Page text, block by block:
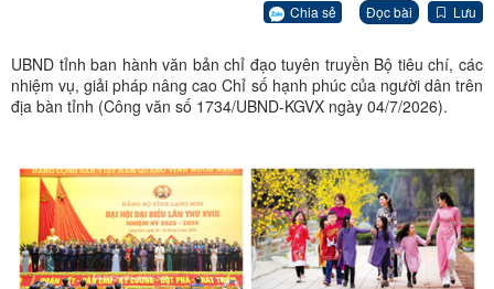
Chia sẻ Đọc bài Lưu
UBND tỉnh ban hành văn bản chỉ đạo tuyên truyền Bộ tiêu chí, các
nhiệm vụ, giải pháp nâng cao Chỉ số hạnh phúc của người dân trên
địa bàn tỉnh (Công văn số 1734/UBND-KGVX ngày 04/7/2026).